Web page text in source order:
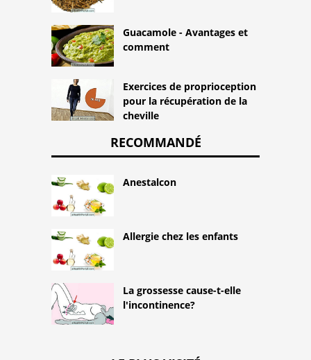
Guacamole - Avantages et
comment
Exercices de proprioception
pour la récupération de la
cheville
RECOMMANDÉ
Anestalcon
Allergie chez les enfants
La grossesse cause-t-elle
l'incontinence?